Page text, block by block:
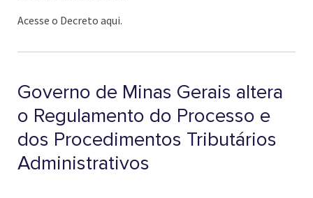
Acesse o Decreto aqui.
Governo de Minas Gerais altera
o Regulamento do Processo e
dos Procedimentos Tributários
Administrativos